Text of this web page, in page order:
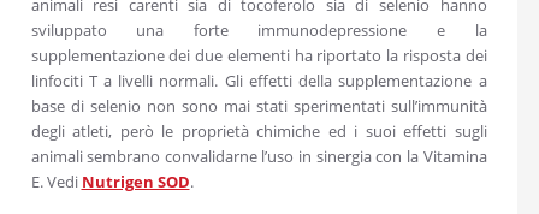
sviluppato una forte immunodepressione e la
supplementazione dei due elementi ha riportato la risposta dei
linfociti T a livelli normali. Gli effetti della supplementazione a
base di selenio non sono mai stati sperimentati sull’immunità
degli atleti, però le proprietà chimiche ed i suoi effetti sugli
animali sembrano convalidarne l’uso in sinergia con la Vitamina
E. Vedi Nutrigen SOD.